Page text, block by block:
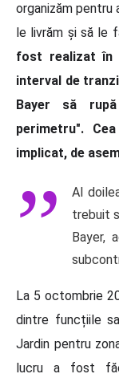
organizăm pentru
le livrăm și să le
fost realizat în
interval de
Bayer să
perimetru".
implicat, de
Al
trebuit
Bayer,
La 5 octombrie
dintre funcțiile
Jardin pentru
lucru a fost